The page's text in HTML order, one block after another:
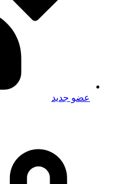
عضو جديد